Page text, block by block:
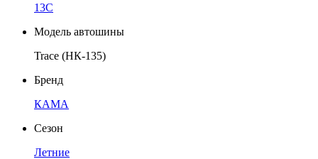
13C
Модель автошины
Trace (НК-135)
Бренд
КАМА
Сезон
Летние